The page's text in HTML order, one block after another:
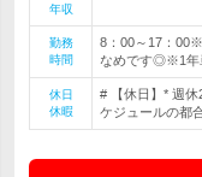
年収
勤務
時間
8：00～17：
なめです◎※1年
休日
休暇
# 【休日】* 週
ケジュールの都